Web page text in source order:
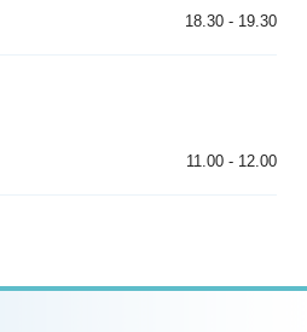
18.30 - 19.30
11.00 - 12.00